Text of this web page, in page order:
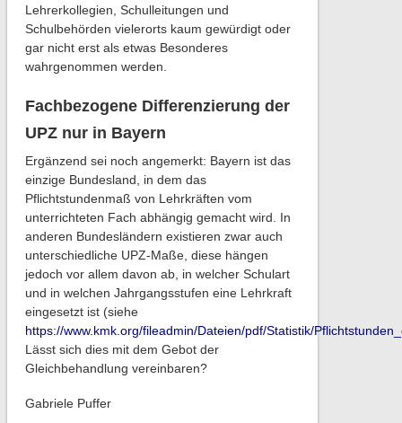
Lehrerkollegien, Schulleitungen und
Schulbehörden vielerorts kaum gewürdigt oder
gar nicht erst als etwas Besonderes
wahrgenommen werden.
Fachbezogene Differenzierung der
UPZ nur in Bayern
Ergänzend sei noch angemerkt: Bayern ist das
einzige Bundesland, in dem das
Pflichtstundenmaß von Lehrkräften vom
unterrichteten Fach abhängig gemacht wird. In
anderen Bundesländern existieren zwar auch
unterschiedliche UPZ-Maße, diese hängen
jedoch vor allem davon ab, in welcher Schulart
und in welchen Jahrgangsstufen eine Lehrkraft
eingesetzt ist (siehe
https://www.kmk.org/fileadmin/Dateien/pdf/Statistik/
Lässt sich dies mit dem Gebot der
Gleichbehandlung vereinbaren?
Gabriele Puffer